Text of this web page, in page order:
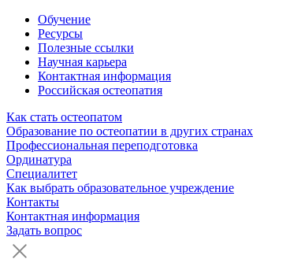
Обучение
Ресурсы
Полезные ссылки
Научная карьера
Контактная информация
Российская остеопатия
Как стать остеопатом
Образование по остеопатии в других странах
Профессиональная переподготовка
Ординатура
Специалитет
Как выбрать образовательное учреждение
Контакты
Контактная информация
Задать вопрос